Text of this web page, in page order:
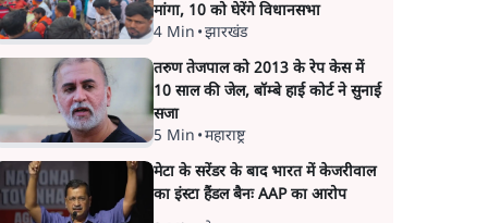
मांगा, 10 को घेरेंगे विधानसभा
4 Min •झारखंड
तरुण तेजपाल को 2013 के रेप केस में
10 साल की जेल, बॉम्बे हाई कोर्ट ने सुनाई
सजा
5 Min •महाराष्ट्र
मेटा के सरेंडर के बाद भारत में केजरीवाल
का इंस्टा हैंडल बैनः AAP का आरोप